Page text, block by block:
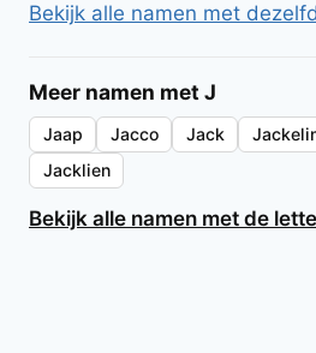
Bekijk alle namen met
Meer namen met J
Jaap Jacco Jack
Jacklien
Bekijk alle namen met de